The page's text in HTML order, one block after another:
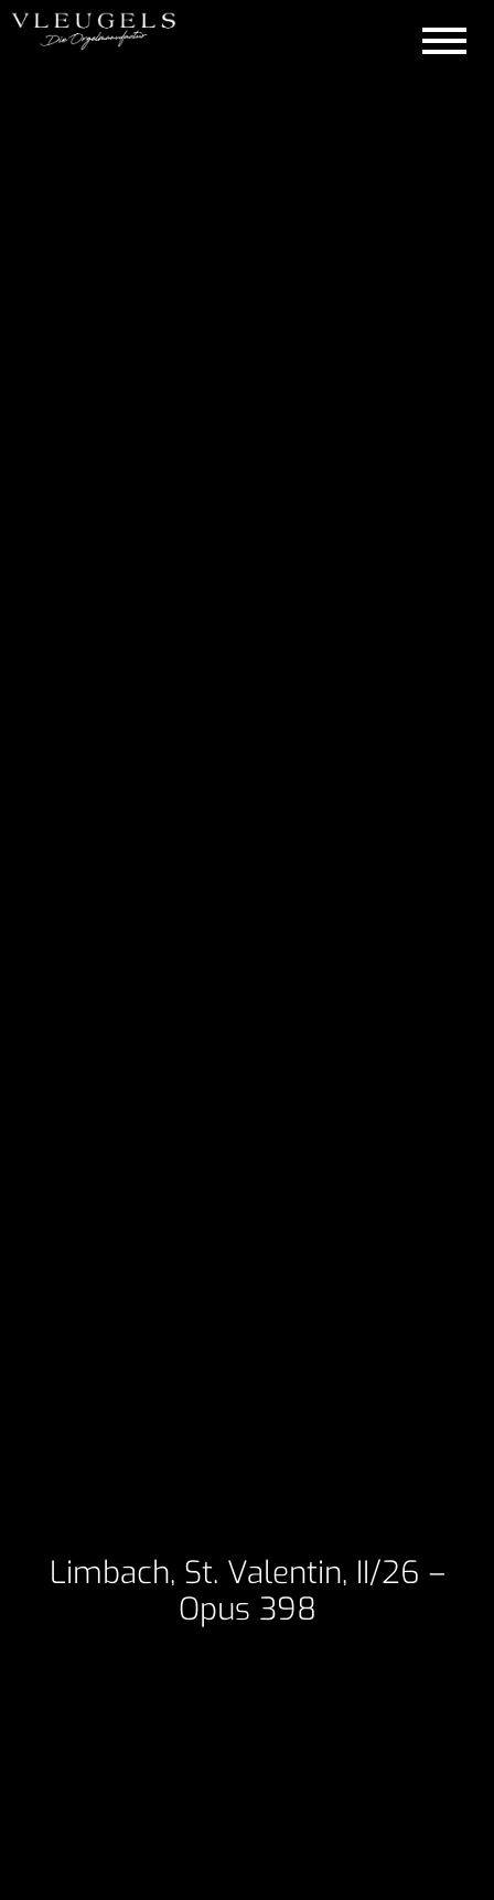
Limbach, St. Valentin, II/26 –
Opus 398